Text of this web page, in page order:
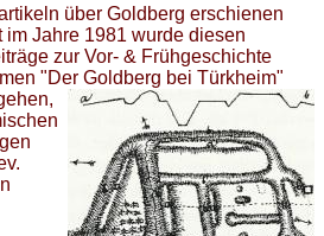
über Goldberg erschienen
Jahre 1981 wurde diesen
zur Vor- & Frühgeschichte
"Der Goldberg bei Türkheim"